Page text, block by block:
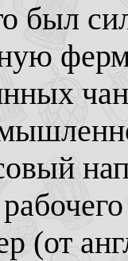
был
(от